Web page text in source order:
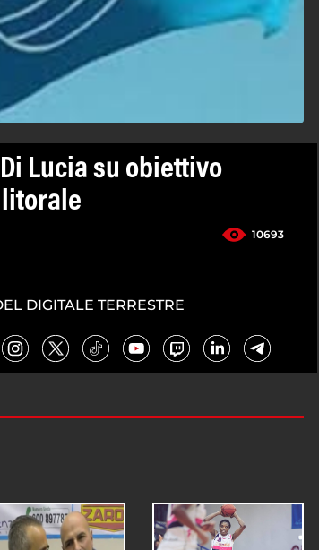
Lucia su obiettivo
10693
DIGITALE TERRESTRE